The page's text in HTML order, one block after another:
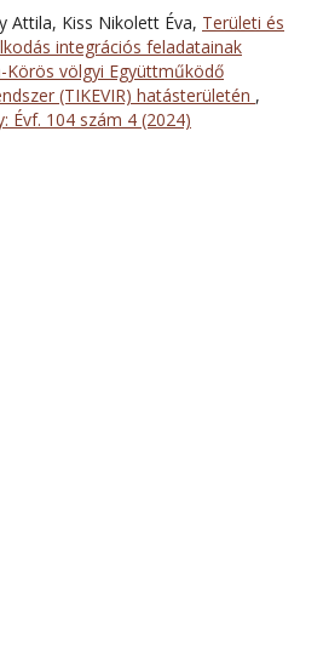
Attila, Kiss Nikolett Éva, Területi és
integrációs feladatainak
Körös völgyi Együttműködő
(TIKEVIR) hatásterületén ,
Évf. 104 szám 4 (2024)